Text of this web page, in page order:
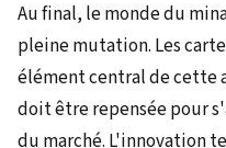
Au final, le monde du
pleine mutation. Les
élément central de
doit être repensée pour
du marché. L'innovation